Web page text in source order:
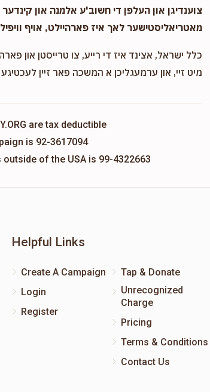
צוענדיגן און העלפן די חשוב'ע אלמנה און
מאטריאליסטישער לאך איז פארהיילט, אויף
כלל ישראל, אצינד איז די רייע, צו טרייסטן און
מיט זיי, און ערמעגליכן א המשכה פאר זיין
are tax deductible
is 92-3617094
of the USA is 99-4322663
Helpful Links
Create A Campaign
Login
Register
Tap & Donate
Unrecognized
Charge
Pricing
Terms & Conditions
Contact Us